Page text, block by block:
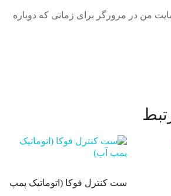
من در مرورگر برای زمانی که دوباره
ست کنترل فوکا (اتوماتیک پمپ